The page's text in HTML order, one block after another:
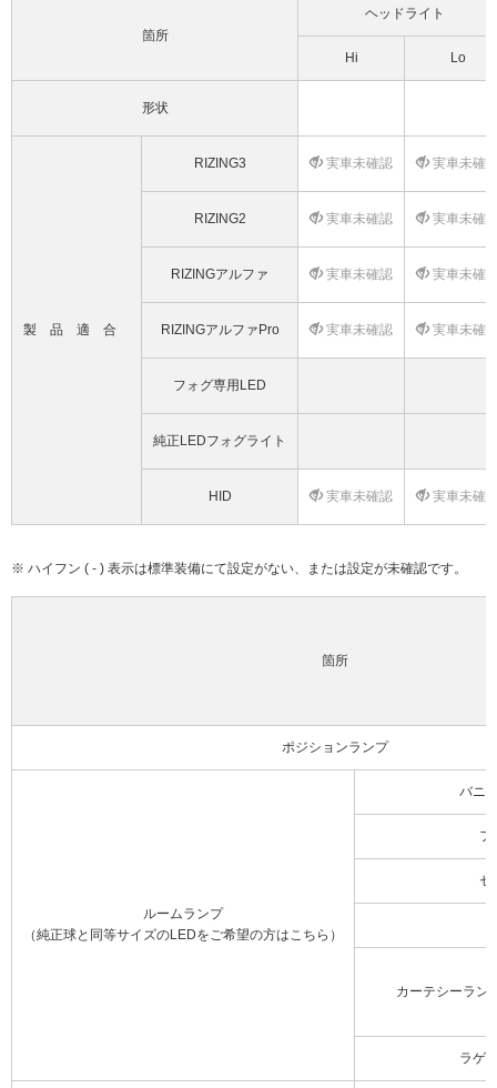
箇所
ヘッドライト
Hi Lo
形状
製品適合
RIZING3 実車未確認 実車未確
RIZING2 実車未確認 実車未確
RIZINGアルファ 実車未確認 実車未確
RIZINGアルファPro 実車未確認 実車未確
フォグ専用LED
純正LEDフォグライト
HID 実車未確認 実車未確
※ ハイフン ( - ) 表示は標準装備にて設定がない、または設定が未確認です。
箇所
ポジションランプ
ルームランプ
（純正球と同等サイズのLEDをご希望の方はこちら）
バニ
フ
セ
カーテシーラン
ラゲ